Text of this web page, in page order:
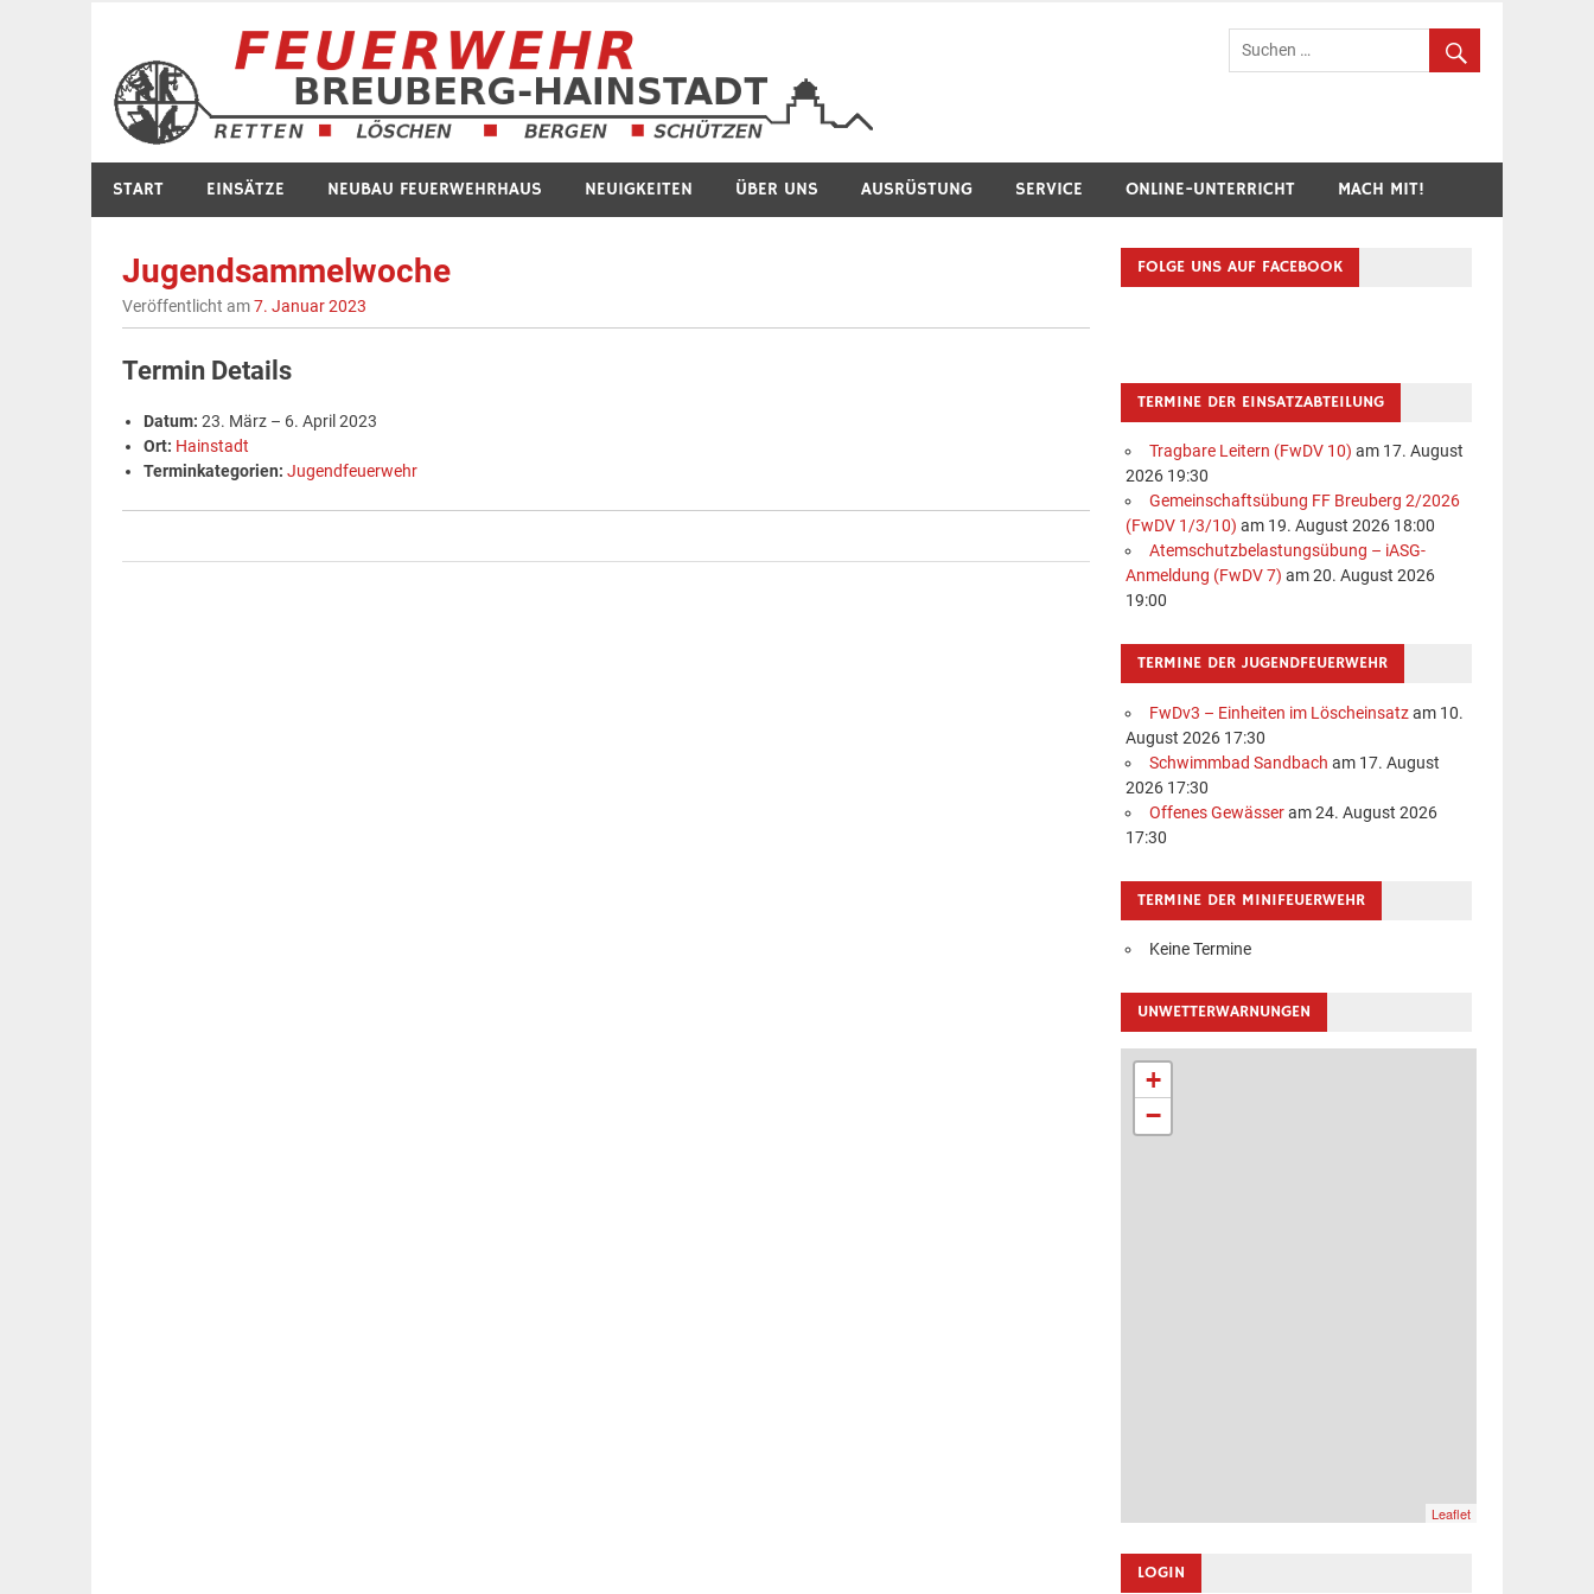
springen
Feuerwehr Breuberg-Hainstadt
START EINSÄTZE NEUBAU FEUERWEHRHAUS NEUIGKEITEN ÜBER UNS AUSRÜSTUNG SERVICE ONLINE-UNTERRICHT MACH MIT!
Jugendsammelwoche
Veröffentlicht am7. Januar 2023
Termin Details
Datum: 23. März– 6. April 2023
Ort: Hainstadt
Terminkategorien: Jugendfeuerwehr
FOLGE UNS AUF FACEBOOK
TERMINE DER EINSATZABTEILUNG
Tragbare Leitern (FwDV 10) am 17. August
2026 19:30
Gemeinschaftsübung FF Breuberg 2/2026
(FwDV 1/3/10) am 19. August 2026 18:00
Atemschutzbelastungsübung – iASG-
Anmeldung (FwDV 7) am 20. August 2026
19:00
TERMINE DER JUGENDFEUERWEHR
FwDv3 – Einheiten im Löscheinsatzam 10.
August 2026 17:30
Schwimmbad Sandbach am 17. August
2026 17:30
Offenes Gewässeram 24. August 2026
17:30
TERMINE DER MINIFEUERWEHR
Keine Termine
UNWETTERWARNUNGEN
+
−
Leaflet
LOGIN